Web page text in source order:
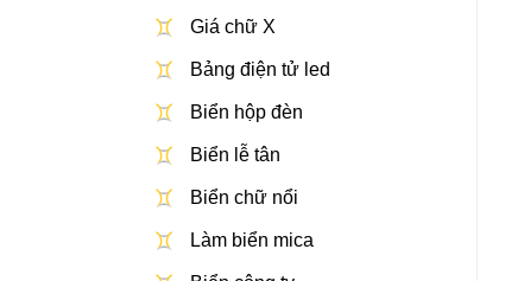
Giá chữ X
Bảng điện tử led
Biển hộp đèn
Biển lễ tân
Biển chữ nổi
Làm biển mica